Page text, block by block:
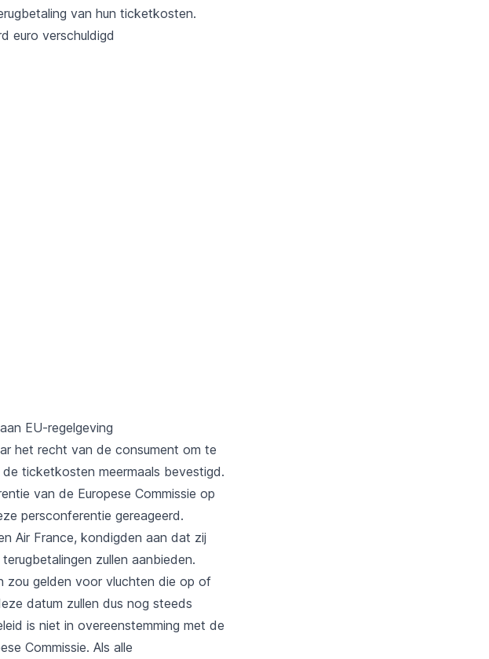
van hun ticketkosten.
EU-regelgeving
het recht van de consument om te
ticketkosten meermaals bevestigd.
van de Europese Commissie op
persconferentie gereageerd.
Air France, kondigden aan dat zij
zullen aanbieden.
zou gelden voor vluchten die op of
datum zullen dus nog steeds
is niet in overeenstemming met de
Commissie. Als alle